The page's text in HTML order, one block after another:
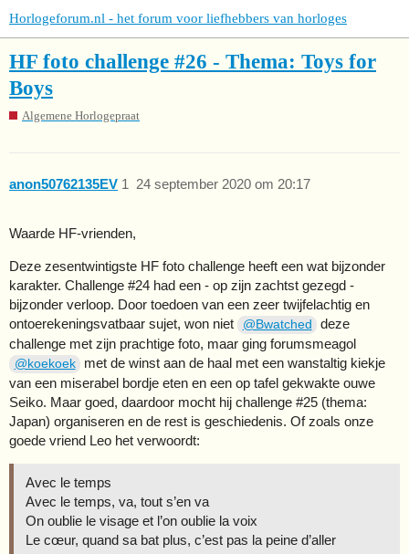
Horlogeforum.nl - het forum voor liefhebbers van horloges
HF foto challenge #26 - Thema: Toys for
Boys
Algemene Horlogepraat
anon50762135EV 24 september 2020 om 20:17
1
Waarde HF-vrienden,
Deze zesentwintigste HF foto challenge heeft een wat bijzonder
karakter. Challenge #24 had een - op zijn zachtst gezegd -
bijzonder verloop. Door toedoen van een zeer twijfelachtig en
ontoerekeningsvatbaar sujet, won niet
@Bwatched
deze
challenge met zijn prachtige foto, maar ging forumsmeagol
@koekoek
met de winst aan de haal met een wanstaltig kiekje
van een miserabel bordje eten en een op tafel gekwakte ouwe
Seiko. Maar goed, daardoor mocht hij challenge #25 (thema:
Japan) organiseren en de rest is geschiedenis. Of zoals onze
goede vriend Leo het verwoordt:
Avec le temps
Avec le temps, va, tout s’en va
On oublie le visage et l’on oublie la voix
Le cœur, quand sa bat plus, c’est pas la peine d’aller